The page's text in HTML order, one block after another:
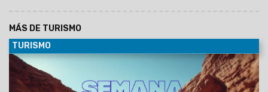
MÁS DE TURISMO
TURISMO
04/04/2026
Hasta el 5 de abril, el calendario impulsado
por el Ministerio de Turismo y Deportes junto a los municipios
propone una variada agenda de actividades que combina